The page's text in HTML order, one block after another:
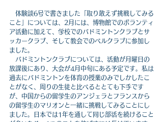
体験談6号で書きました「取り敢えず挑戦してみる
こと」については、2月には、博物館でのボランティ
ア活動に加えて、学校でのバドミントンクラブとサ
ッカークラブ、そして教会でのベルクラブに参加し
ました。
バドミントンクラブについては、活動が月曜日の
放課後にあり、大会が4月中旬にある予定です。私は
過去にバドミントンを体育の授業のみでしかしたこ
とがなく、周りの生徒と比べるととても下手です
が、中国からの留学生のアンジェラとフランスから
の留学生のマリオンと一緒に挑戦してみることにし
ました。日本では1年を通して同じ部活を続けること